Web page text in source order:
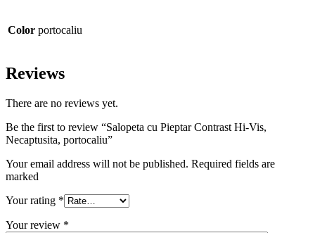
Color portocaliu
Reviews
There are no reviews yet.
Be the first to review “Salopeta cu Pieptar Contrast Hi-Vis,
Necaptusita, portocaliu”
Your email address will not be published. Required fields are
marked
Your rating *
Your review *